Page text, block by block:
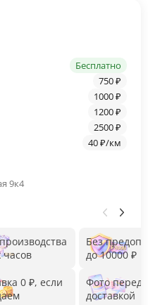
Бесплатно
750 ₽
1000 ₽
1200 ₽
2500 ₽
40 ₽/км
9к4
часов
0 ₽, если
Без
до 10000 ₽
Фото перед
доставкой